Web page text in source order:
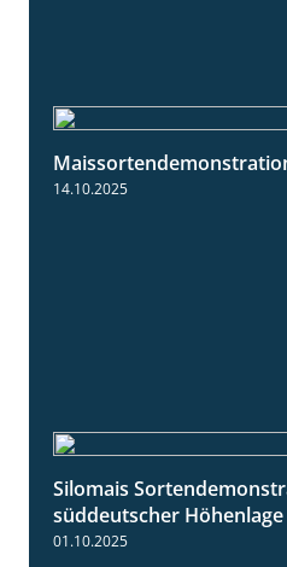
14.10.2025
Silomais
süddeutscher Höhenlage
01.10.2025